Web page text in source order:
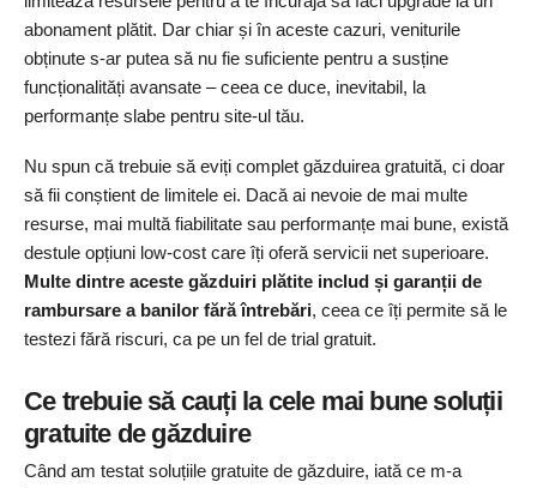
abonament plătit. Dar chiar și în aceste cazuri, veniturile
obținute s-ar putea să nu fie suficiente pentru a susține
funcționalități avansate – ceea ce duce, inevitabil, la
performanțe slabe pentru site-ul tău.
Nu spun că trebuie să eviți complet găzduirea gratuită, ci doar
să fii conștient de limitele ei. Dacă ai nevoie de mai multe
resurse, mai multă fiabilitate sau performanțe mai bune, există
destule opțiuni low-cost care îți oferă servicii net superioare.
Multe dintre aceste găzduiri plătite includ și garanții de
rambursare a banilor fără întrebări, ceea ce îți permite să le
testezi fără riscuri, ca pe un fel de trial gratuit.
Ce trebuie să cauți la cele mai bune soluții
gratuite de găzduire
Când am testat soluțiile gratuite de găzduire, iată ce m-a